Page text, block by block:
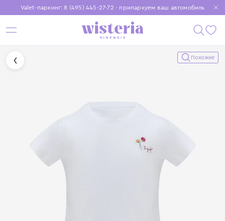
Valet-паркинг: 8 (495) 445-27-72 - припаркуем ваш автомобиль
Бесплатная доставка при заказе от 15 000 ₽
Установите приложение, чтобы покупки были еще удобнее
Похожие